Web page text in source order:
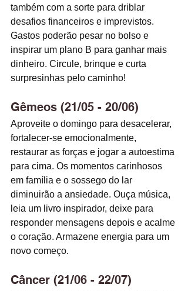
também com a sorte para driblar
desafios financeiros e imprevistos.
Gastos poderão pesar no bolso e
inspirar um plano B para ganhar mais
dinheiro. Circule, brinque e curta
surpresinhas pelo caminho!
Gêmeos (21/05 - 20/06)
Aproveite o domingo para desacelerar,
fortalecer-se emocionalmente,
restaurar as forças e jogar a autoestima
para cima. Os momentos carinhosos
em família e o sossego do lar
diminuirão a ansiedade. Ouça música,
leia um livro inspirador, deixe para
responder mensagens depois e acalme
o coração. Armazene energia para um
novo começo.
Câncer (21/06 - 22/07)